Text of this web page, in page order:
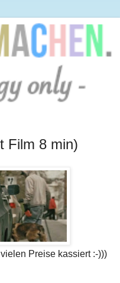
Film 8 min)
Preise kassiert :-)))